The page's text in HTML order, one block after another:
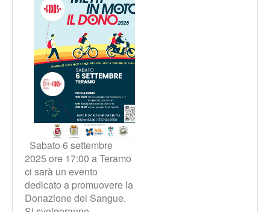
Sabato 6 settembre
2025 ore 17:00 a Teramo
ci sarà un evento
dedicato a promuovere la
Donazione del Sangue.